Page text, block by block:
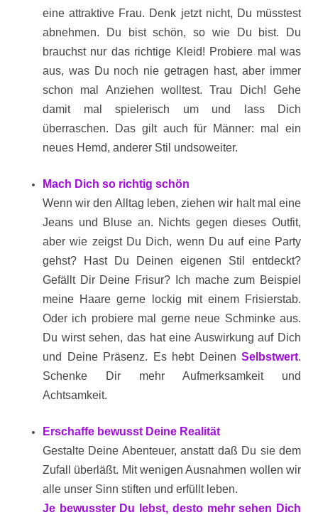
eine attraktive Frau. Denk jetzt nicht, Du müsstest
abnehmen. Du bist schön, so wie Du bist. Du
brauchst nur das richtige Kleid! Probiere mal was
aus, was Du noch nie getragen hast, aber immer
schon mal Anziehen wolltest. Trau Dich! Gehe
damit mal spielerisch um und lass Dich
überraschen. Das gilt auch für Männer: mal ein
neues Hemd, anderer Stil undsoweiter.
Mach Dich so richtig schön
Wenn wir den Alltag leben, ziehen wir halt mal eine
Jeans und Bluse an. Nichts gegen dieses Outfit,
aber wie zeigst Du Dich, wenn Du auf eine Party
gehst? Hast Du Deinen eigenen Stil entdeckt?
Gefällt Dir Deine Frisur? Ich mache zum Beispiel
meine Haare gerne lockig mit einem Frisierstab.
Oder ich probiere mal gerne neue Schminke aus.
Du wirst sehen, das hat eine Auswirkung auf Dich
und Deine Präsenz. Es hebt Deinen Selbstwert.
Schenke Dir mehr Aufmerksamkeit und
Achtsamkeit.
Erschaffe bewusst Deine Realität
Gestalte Deine Abenteuer, anstatt daß Du sie dem
Zufall überläßt. Mit wenigen Ausnahmen wollen wir
alle unser Sinn stiften und erfüllt leben.
Je bewusster Du lebst, desto mehr sehen Dich